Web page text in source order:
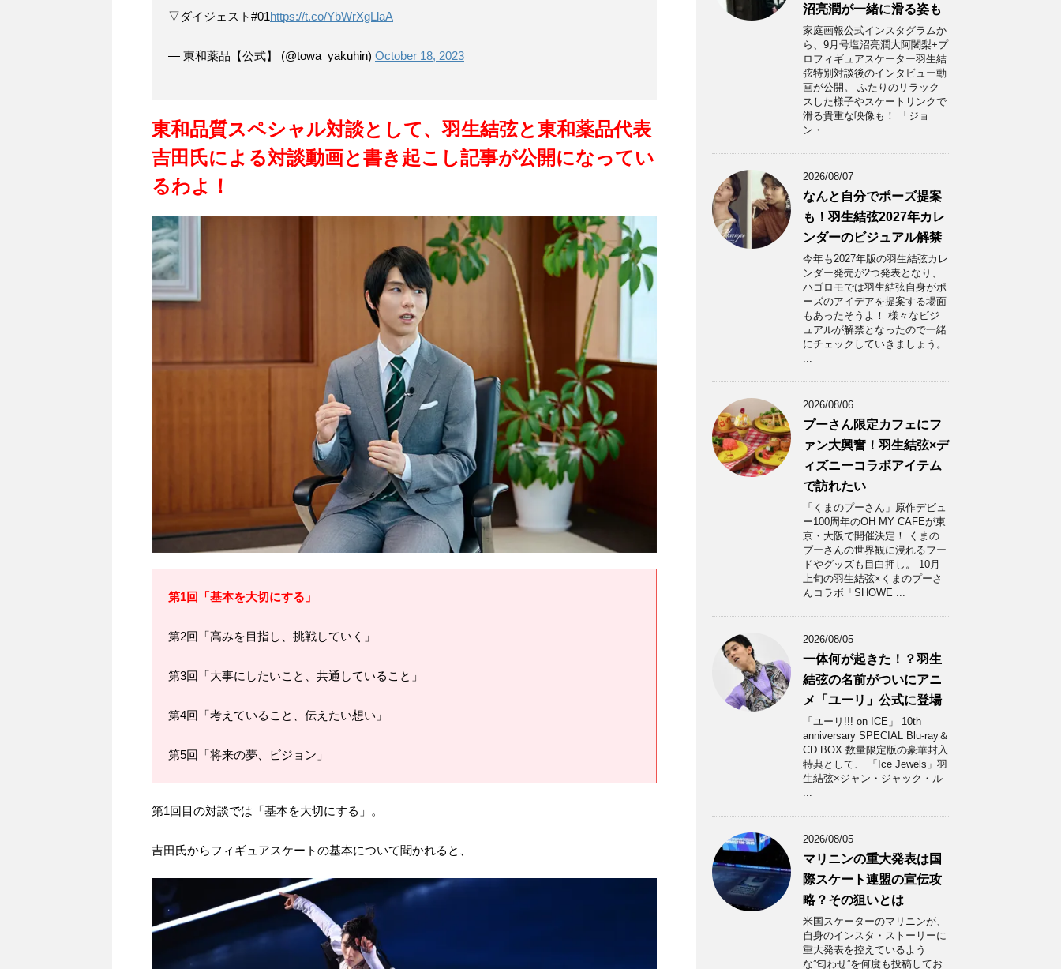
▽ダイジェスト#01https://t.co/YbWrXgLlaA
— 東和薬品【公式】 (@towa_yakuhin) October 18, 2023
東和品質スペシャル対談として、羽生結弦と東和薬品代表
吉田氏による対談動画と書き起こし記事が公開になってい
るわよ！
第1回「基本を大切にする」
第2回「高みを目指し、挑戦していく」
第3回「大事にしたいこと、共通していること」
第4回「考えていること、伝えたい想い」
第5回「将来の夢、ビジョン」
第1回目の対談では「基本を大切にする」。
吉田氏からフィギュアスケートの基本について聞かれると、
沼亮潤が一緒に滑る姿も
家庭画報公式インスタグラムか
ら、9月号塩沼亮潤大阿闍梨+プ
ロフィギュアスケーター羽生結
弦特別対談後のインタビュー動
画が公開。 ふたりのリラック
スした様子やスケートリンクで
滑る貴重な映像も！ 「ジョ
ン・ ...
2026/08/07
なんと自分でポーズ提案
も！羽生結弦2027年カレ
ンダーのビジュアル解禁
今年も2027年版の羽生結弦カレ
ンダー発売が2つ発表となり、
ハゴロモでは羽生結弦自身がポ
ーズのアイデアを提案する場面
もあったそうよ！ 様々なビジ
ュアルが解禁となったので一緒
にチェックしていきましょう。
...
2026/08/06
プーさん限定カフェにフ
ァン大興奮！羽生結弦×デ
ィズニーコラボアイテム
で訪れたい
「くまのプーさん」原作デビュ
ー100周年のOH MY CAFEが東
京・大阪で開催決定！ くまの
プーさんの世界観に浸れるフー
ドやグッズも目白押し。 10月
上旬の羽生結弦×くまのプーさ
んコラボ「SHOWE ...
2026/08/05
一体何が起きた！？羽生
結弦の名前がついにアニ
メ「ユーリ」公式に登場
「ユーリ!!! on ICE」 10th
anniversary SPECIAL Blu-ray＆
CD BOX 数量限定版の豪華封入
特典として、 「Ice Jewels」羽
生結弦×ジャン・ジャック・ル
...
2026/08/05
マリニンの重大発表は国
際スケート連盟の宣伝攻
略？その狙いとは
米国スケーターのマリニンが、
自身のインスタ・ストーリーに
重大発表を控えているよう
な”匂わせ”を何度も投稿してお